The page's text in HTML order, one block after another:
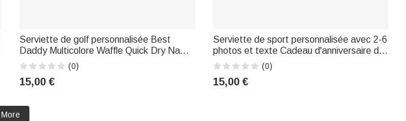
Serviette de golf personnalisée Best
Daddy Multicolore Waffle Quick Dry Name
avec mousqueton Accessoire de sport
Anniversaire Fête des Pères Cadeau pour
Papa Joueurs de Golf
(0)
15,00 €
Serviette de sport personnalisée avec 2-6
photos et texte Cadeau d'anniversaire de
la fête des pères pour les amateurs de
golf
(0)
15,00 €
More